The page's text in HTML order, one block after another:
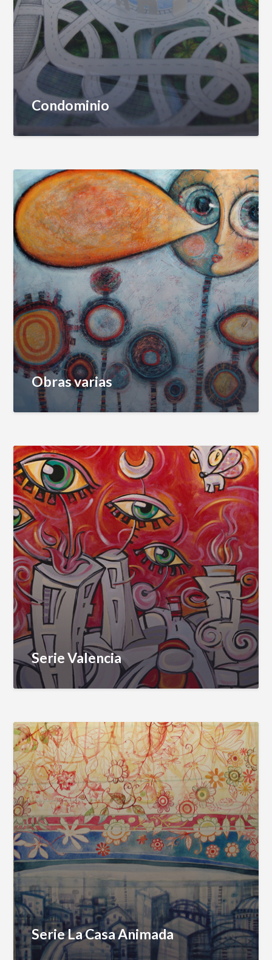
Condominio
Obras varias
Serie Valencia
Serie La Casa Animada